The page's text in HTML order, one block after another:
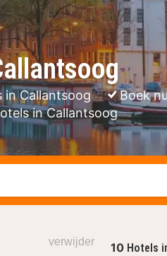
in Callantsoog
Boek
in Callantsoog
of stad
10 Hotels
verwijder